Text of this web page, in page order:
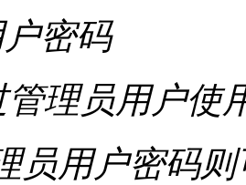
密码
理员用户使
员用户密码